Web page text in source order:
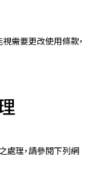
需要更改使用條款，
處理，請參閱下列網